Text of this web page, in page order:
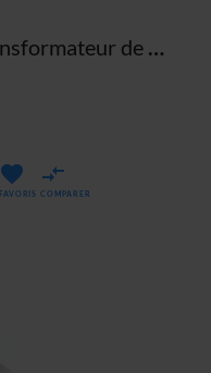
Rallonge de 15 m pour transformateur de mesure SMARTFOX
FAVORIS COMPARER